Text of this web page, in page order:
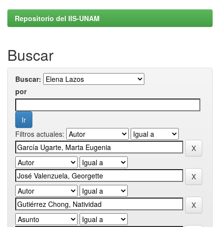
Repositorio del IIS-UNAM
Buscar
Buscar:
por
Filtros actuales: